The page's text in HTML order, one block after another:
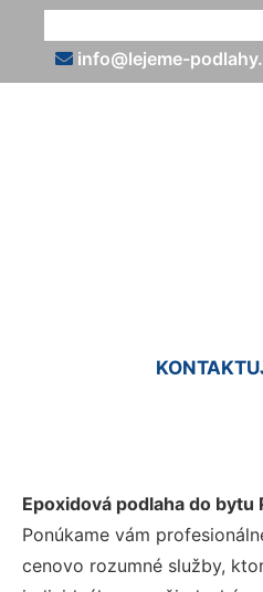
info@lejeme-
Epoxidová podlaha do
Ponúkame vám
cenovo rozumné služby,